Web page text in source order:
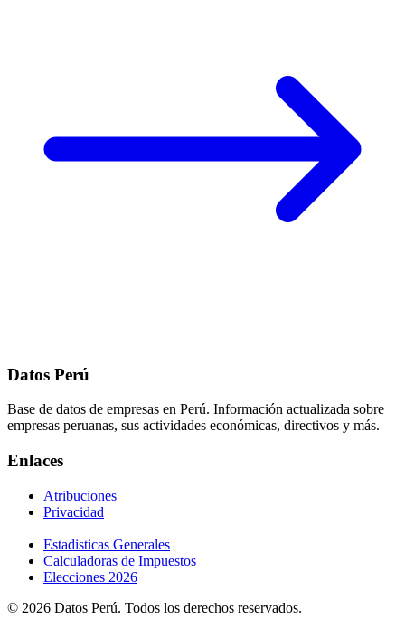
Datos Perú
Base de datos de empresas en Perú. Información actualizada sobre
empresas peruanas, sus actividades económicas, directivos y más.
Enlaces
Atribuciones
Privacidad
Estadisticas Generales
Calculadoras de Impuestos
Elecciones 2026
© 2026 Datos Perú. Todos los derechos reservados.